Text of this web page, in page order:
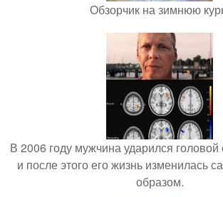
Обзорчик на зимнюю
В 2006 году мужчина ударился
и после этого его жизнь изменилась
образом.